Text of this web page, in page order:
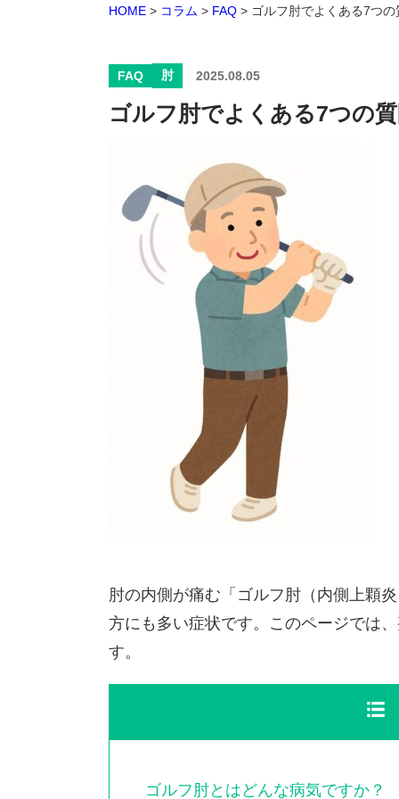
HOME > コラム > FAQ > ゴルフ肘でよくある7つ
FAQ 肘 2025.08.05
ゴルフ肘でよくある7つの
肘の内側が痛む「ゴルフ肘（内側上顆
方にも多い症状です。このページでは
す。
ゴルフ肘とはどんな病気ですか？